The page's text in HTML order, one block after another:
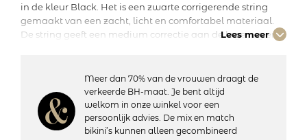
in de kleur Black. Het is een zwarte corrigerende string
gemaakt van een zacht, licht en comfortabel materiaal.
De string geeft een medium correctie aan de lage rug en
Thong is een perfecte toevoeging aan je garderobe.
Details:
Comfortabel en naadloos materiaal geeft medium
Lees meer
Meer dan 70% van de vrouwen draagt de
verkeerde BH-maat. Je bent altijd
welkom in onze winkel voor een
persoonlijk advies. De mix en match
bikini’s kunnen alleen gecombineerd